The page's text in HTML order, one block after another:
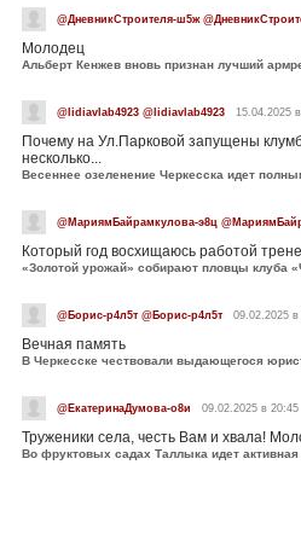
@ДневникСтроителя-ш5ж
Молодец
Альберт Кенжев вновь признан лучший
@lidiavlab4923 @lidiavlab4923 15.04.2025
Почему на Ул.Парковой запущены
несколько...
Весеннее озеленение Черкесска идет
@МариямБайрамкулова-э8ц
Который год восхищаюсь работой
«Золотой урожай» собирают пловцы клуба
@Борис-р4л5т @Борис-р4л5т 09.02.2025 в
Вечная память
@ЕкатеринаДумова-о8и 09.02.2025 в 20:45
Труженики села, честь Вам и хвала!
Во фруктовых садах Таллыка идет активная